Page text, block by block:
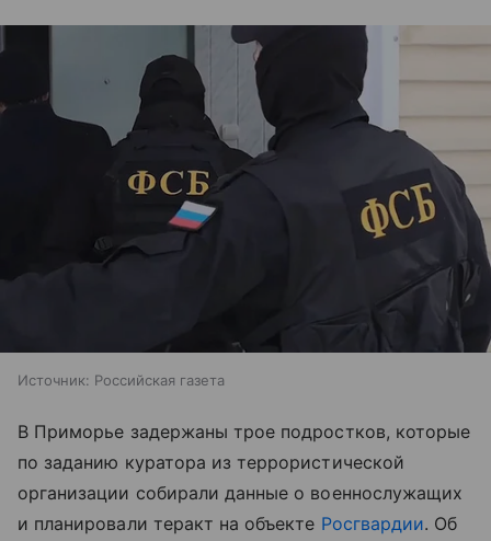
Источник: Российская газета
В Приморье задержаны трое подростков, которые
по заданию куратора из террористической
организации собирали данные о военнослужащих
и планировали теракт на объекте Росгвардии. Об